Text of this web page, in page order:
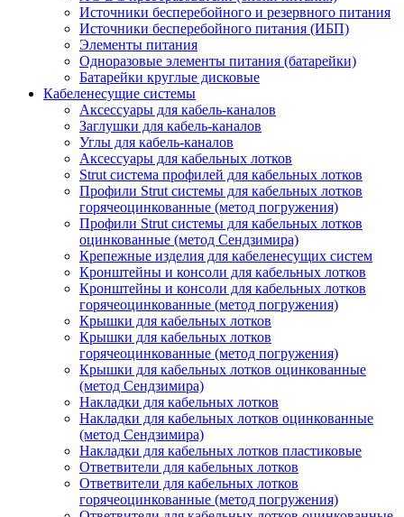
Источники бесперебойного и резервного питания
Источники бесперебойного питания (ИБП)
Элементы питания
Одноразовые элементы питания (батарейки)
Батарейки круглые дисковые
Кабеленесущие системы
Аксессуары для кабель-каналов
Заглушки для кабель-каналов
Углы для кабель-каналов
Аксессуары для кабельных лотков
Strut система профилей для кабельных лотков
Профили Strut системы для кабельных лотков
горячеоцинкованные (метод погружения)
Профили Strut системы для кабельных лотков
оцинкованные (метод Сендзимира)
Крепежные изделия для кабеленесущих систем
Кронштейны и консоли для кабельных лотков
Кронштейны и консоли для кабельных лотков
горячеоцинкованные (метод погружения)
Крышки для кабельных лотков
Крышки для кабельных лотков
горячеоцинкованные (метод погружения)
Крышки для кабельных лотков оцинкованные
(метод Сендзимира)
Накладки для кабельных лотков
Накладки для кабельных лотков оцинкованные
(метод Сендзимира)
Накладки для кабельных лотков пластиковые
Ответвители для кабельных лотков
Ответвители для кабельных лотков
горячеоцинкованные (метод погружения)